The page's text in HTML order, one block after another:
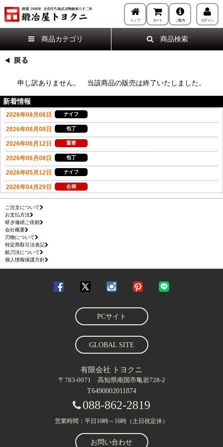
トップ カート ご案内 ログイン
商品カテゴリ 商品検索
申し訳ありません。 当該商品の販売は終了いたしました。
新着情報
ご注文について
お支払方法
研ぎ修繕ご依頼
会社概要
刃物について
特定商取引法表記
銃刀法について
個人情報保護方針
PCサイト
GLOBAL SITE
有限会社 トヨクニ
〒783-0071 高知県南国市亀岩728-2
T6490002011874
088-862-2819
営業時間：平日10時～16時（土日祝定休）
お問い合わせ